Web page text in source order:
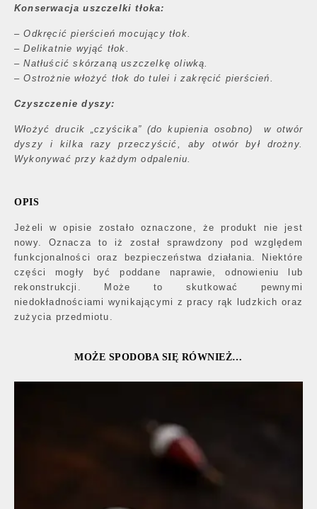
Konserwacja uszczelki tłoka:
– Odkręcić pierścień mocujący tłok.
– Delikatnie wyjąć tłok.
– Natłuścić skórzaną uszczelkę oliwką.
– Ostrożnie włożyć tłok do tulei i zakręcić pierścień.
Czyszczenie dyszy:
Włożyć drucik „czyścika” (do kupienia osobno) w otwór
dyszy i kilka razy przeczyścić, aby otwór był drożny.
Wykonywać przy każdym odpaleniu.
OPIS
Jeżeli w opisie zostało oznaczone, że produkt nie jest
nowy. Oznacza to iż został sprawdzony pod względem
funkcjonalności oraz bezpieczeństwa działania. Niektóre
części mogły być poddane naprawie, odnowieniu lub
rekonstrukcji. Może to skutkować pewnymi
niedokładnościami wynikającymi z pracy rąk ludzkich oraz
zużycia przedmiotu.
MOŻE SPODOBA SIĘ RÓWNIEŻ…